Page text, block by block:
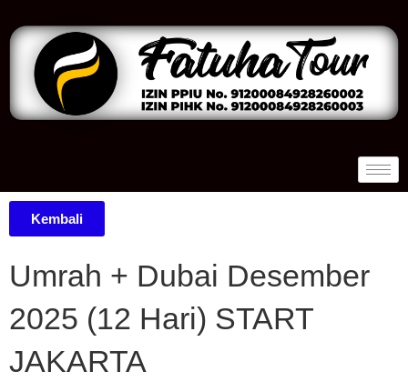
Kembali
Umrah + Dubai Desember
2025 (12 Hari) START
JAKARTA